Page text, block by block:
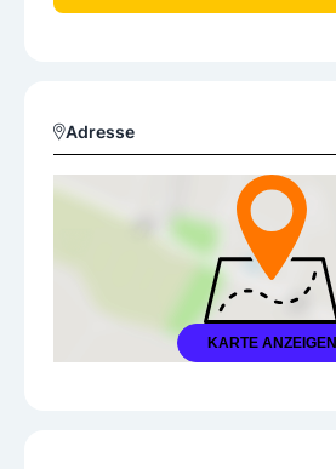
Adresse
KARTE ANZEIGEN